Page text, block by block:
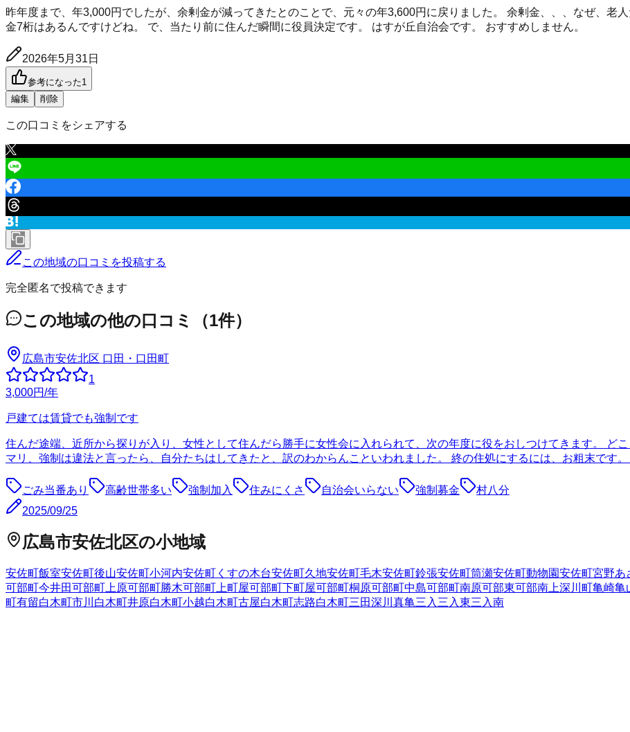
昨年度まで、年3,000円でしたが、余剰金が減ってきたとのことで、元々の年3,600円に戻りました。 余剰金、、、なぜ、老
金7桁はあるんですけどね。 で、当たり前に住んだ瞬間に役員決定です。 はすが丘自治会です。 おすすめしません。
2026年5月31日
参考になった1
編集
削除
この口コミをシェアする
この地域の口コミを投稿する
完全匿名で投稿できます
この地域の他の口コミ （1件）
広島市安佐北区 口田・口田町
1
3,000円/年
戸建ては賃貸でも強制です
住んだ途端、近所から探りが入り、女性として住んだら勝手に女性会に入れられて、次の年度に役をおしつけてきます。 ど
マリ、強制は違法と言ったら、自分たちはしてきたと、訳のわからんこといわれました。 終の住処にするには、お粗末です
ごみ当番あり 高齢世帯多い 強制加入 住みにくさ 自治会いらない 強制募金
村八分
2025/09/25
広島市安佐北区の小地域
安佐町飯室安佐町後山安佐町小河内安佐町くすの木台安佐町久地安佐町毛木安佐町鈴張安佐町筒瀬安佐町動物園安佐町宮野あ
可部町今井田可部町上原可部町勝木可部町上町屋可部町下町屋可部町桐原可部町中島可部町南原可部東可部南上深川町亀崎亀
町有留白木町市川 白木町井原白木町小越白木町古屋白木町志路白木町三田深川 真亀三入三入東三入南